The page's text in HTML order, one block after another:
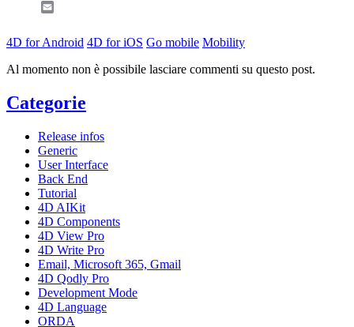
4D for Android 4D for iOS Go mobile Mobility
Al momento non è possibile lasciare commenti su questo post.
Categorie
Release infos
Generic
User Interface
Back End
Tutorial
4D AIKit
4D Components
4D View Pro
4D Write Pro
Email, Microsoft 365, Gmail
4D Qodly Pro
Development Mode
4D Language
ORDA